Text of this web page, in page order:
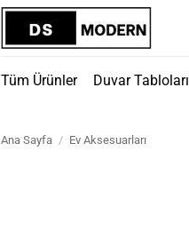
Tüm Ürünler Duvar Tabloları
Ana Sayfa / Ev Aksesuarları